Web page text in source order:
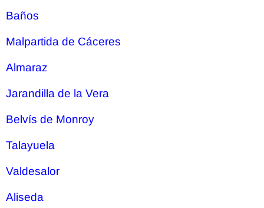
Baños
Malpartida de Cáceres
Almaraz
Jarandilla de la Vera
Belvís de Monroy
Talayuela
Valdesalor
Aliseda